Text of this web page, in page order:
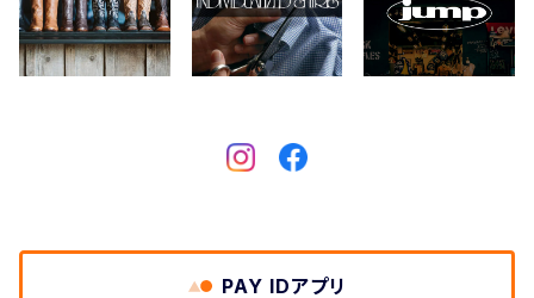
Crescent Down Works
PAY IDアプリ